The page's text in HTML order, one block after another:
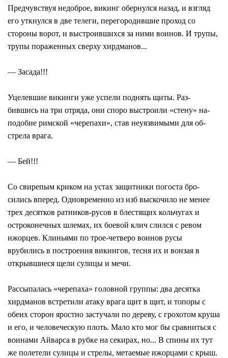
Предчувствуя недоброе, викинг обернулся назад, и взгляд
его уткнулся в две телеги, перегородившие проход со
стороны ворот, и выстроившихся за ними воинов. И трупы,
трупы пораженных сверху хирдманов...
— Засада!!!
Уцелевшие викинги уже успели поднять щиты. Раз-
бившись на три отряда, они споро выстроили «стену» на-
подобие римской «черепахи», став неуязвимыми для об-
стрела врага.
— Бей!!!
Со свирепым криком на устах защитники погоста бро-
сились вперед. Одновременно из изб выскочило не менее
трех десятков ратников-русов в блестящих кольчугах и
остроконечных шлемах, их боевой клич слился с ревом
ижорцев. Клиньями по трое-четверо воинов русы
врубились в построения викингов, тесня их и вонзая в
открывшиеся щели сулицы и мечи.
Рассыпалась «черепаха» головной группы: два десятка
хирдманов встретили атаку врага щит в щит, и топоры с
обеих сторон яростно застучали по дереву, с грохотом круша
и его, и человеческую плоть. Мало кто мог бы сравниться с
воинами Айварса в рубке на секирах, но... В спины их тут
же полетели сулицы и стрелы, метаемые ижорцами с крыш.